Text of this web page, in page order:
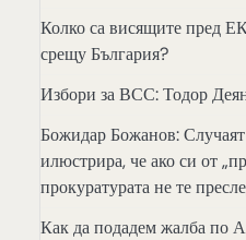
Колко са висящите пред
срещу България?
Избори за ВСС: Тодор
Божидар Божанов:
илюстрира, че ако си от
прокуратурата не те
Как да подадем жалба по